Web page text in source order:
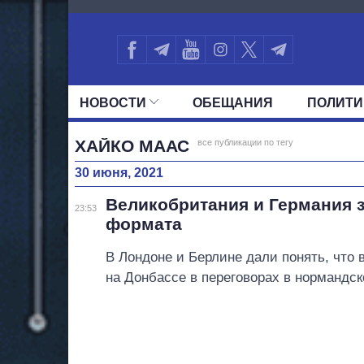
3176
НОВОСТИ ОБЕЩАНИЯ
ВСЕ ПОЛИТИКИ ПРЕЗИДЕНТ И
ХАЙКО МААС все публикации по тегу
30 июня, 2021
23:53
Великобритания и Германия
формата
В Лондоне и Берлине дали понять, что
на Донбассе в переговорах в